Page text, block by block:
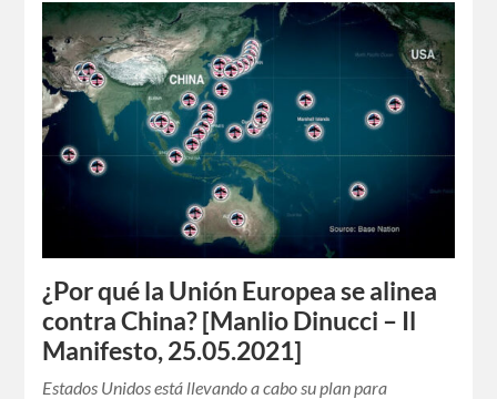
¿Por qué la Unión Europea se alinea
contra China? [Manlio Dinucci – Il
Manifesto, 25.05.2021]
Estados Unidos está llevando a cabo su plan para